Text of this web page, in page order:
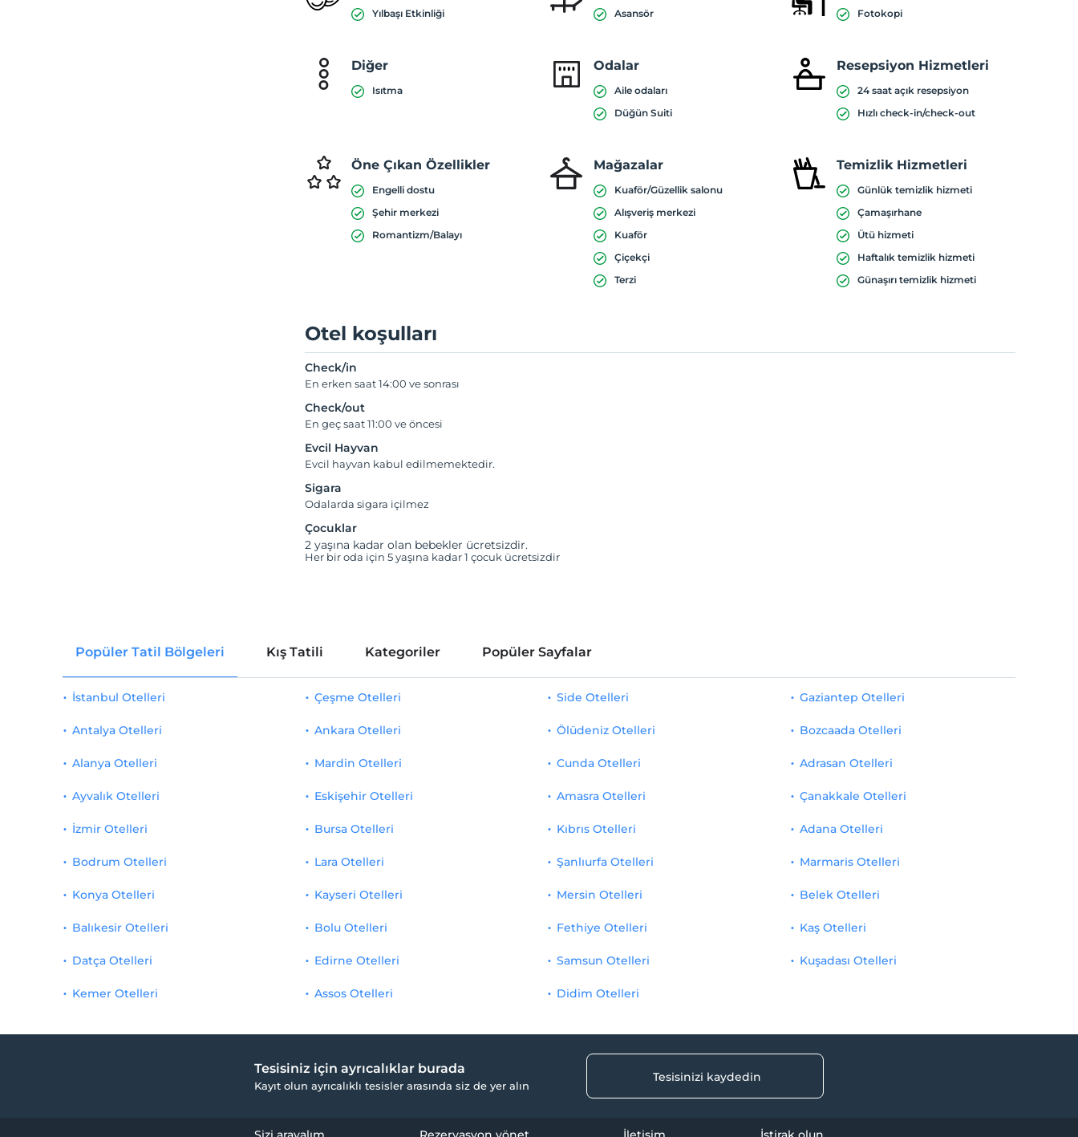
Yılbaşı Etkinliği Asansör Fotokopi
Diğer
Isıtma
Odalar
Aile odaları
Düğün Suiti
Resepsiyon Hizmetleri
24 saat açık resepsiyon
Hızlı check-in/check-out
Öne Çıkan Özellikler
Engelli dostu
Şehir merkezi
Romantizm/Balayı
Mağazalar
Kuaför/Güzellik salonu
Alışveriş merkezi
Kuaför
Çiçekçi
Terzi
Temizlik Hizmetleri
Günlük temizlik hizmeti
Çamaşırhane
Ütü hizmeti
Haftalık temizlik hizmeti
Günaşırı temizlik hizmeti
Otel koşulları
Check/in
En erken saat 14:00 ve sonrası
Check/out
En geç saat 11:00 ve öncesi
Evcil Hayvan
Evcil hayvan kabul edilmemektedir.
Sigara
Odalarda sigara içilmez
Çocuklar
2 yaşına kadar olan bebekler ücretsizdir.
Her bir oda için 5 yaşına kadar 1 çocuk ücretsizdir
Popüler Tatil Bölgeleri Kış Tatili Kategoriler Popüler Sayfalar
İstanbul Otelleri
Antalya Otelleri
Alanya Otelleri
Ayvalık Otelleri
İzmir Otelleri
Çeşme Otelleri
Ankara Otelleri
Mardin Otelleri
Eskişehir Otelleri
Bursa Otelleri
Side Otelleri
Ölüdeniz Otelleri
Cunda Otelleri
Amasra Otelleri
Kıbrıs Otelleri
Gaziantep Otelleri
Bozcaada Otelleri
Adrasan Otelleri
Çanakkale Otelleri
Adana Otelleri
Bodrum Otelleri
Konya Otelleri
Balıkesir Otelleri
Datça Otelleri
Kemer Otelleri
Lara Otelleri
Kayseri Otelleri
Bolu Otelleri
Edirne Otelleri
Assos Otelleri
Şanlıurfa Otelleri
Mersin Otelleri
Fethiye Otelleri
Samsun Otelleri
Didim Otelleri
Marmaris Otelleri
Belek Otelleri
Kaş Otelleri
Kuşadası Otelleri
Tesisiniz için ayrıcalıklar burada
Kayıt olun ayrıcalıklı tesisler arasında siz de yer alın
Tesisinizi kaydedin